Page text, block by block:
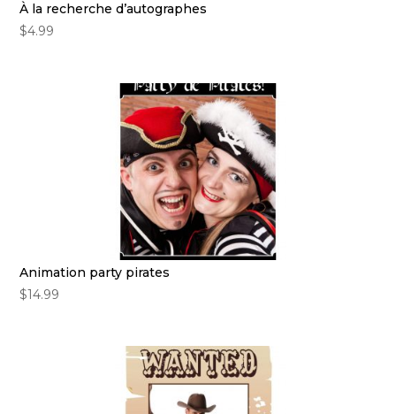
À la recherche d’autographes
$4.99
Animation party pirates
$14.99